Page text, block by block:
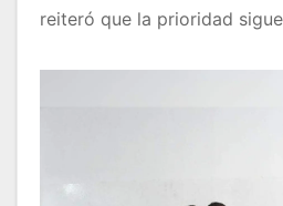
reiteró que la prioridad